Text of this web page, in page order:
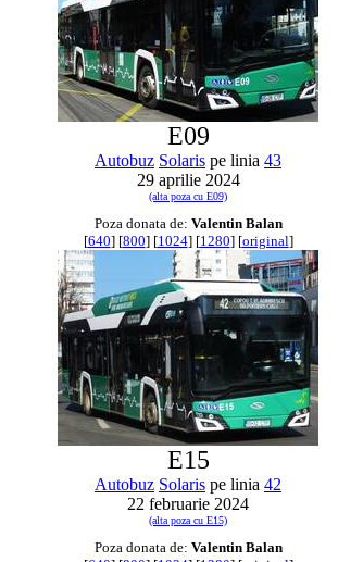
E09
Autobuz Solaris pe linia 43
29 aprilie 2024
(alta poza cu E09)
Poza donata de: Valentin Balan
[640] [800] [1024] [1280] [original]
E15
Autobuz Solaris pe linia 42
22 februarie 2024
(alta poza cu E15)
Poza donata de: Valentin Balan